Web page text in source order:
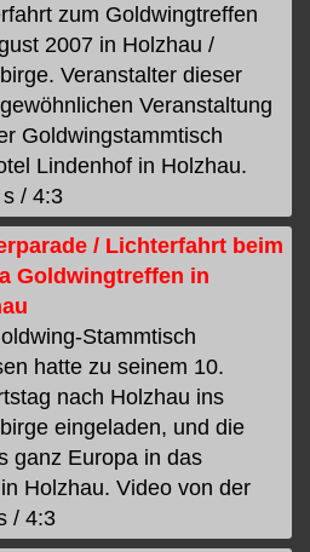
zum Goldwingtreffen
2007 in Holzhau /
Veranstalter dieser
Veranstaltung
Goldwingstammtisch
Lindenhof in Holzhau.
/ 4:3
/ Lichterfahrt beim
Goldwingtreffen in
Stammtisch
hatte zu seinem 10.
nach Holzhau ins
eingeladen, und die
ganz Europa in das
Holzhau. Video von der
/ 4:3